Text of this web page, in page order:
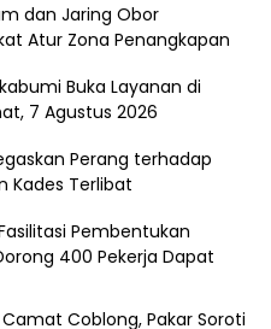
dan Jaring Obor
Atur Zona Penangkapan
Buka Layanan di
7 Agustus 2026
Perang terhadap
Kades Terlibat
Pembentukan
400 Pekerja Dapat
Coblong, Pakar Soroti